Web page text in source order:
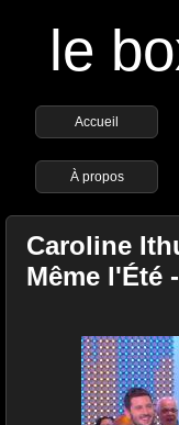
le
Accueil
À propos
Caroline
Même l'Été